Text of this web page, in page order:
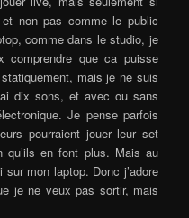
non pas comme le public
comme dans le studio, je
comprendre que ca puisse
mais je ne suis
dix sons, et avec ou sans
Je pense parfois
pourraient jouer leur set
qu’ils en font plus. Mais au
mon laptop. Donc j’adore
je ne veux pas sortir, mais